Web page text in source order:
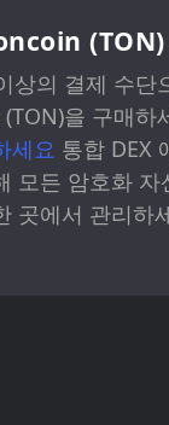
상의 결제 수단
을 구매하
세요 통합 DEX
모든 암호화 자
곳에서 관리하